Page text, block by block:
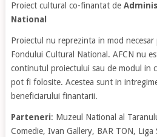
Proiect cultural co-finantat de
National
Proiectul nu reprezinta in mod
Fondului Cultural National. AFCN nu
continutul proiectului sau de modul in
pot fi folosite. Acestea sunt in
beneficiarului finantarii.
Parteneri: Muzeul National al
Comedie, Ivan Gallery, BAR TON,